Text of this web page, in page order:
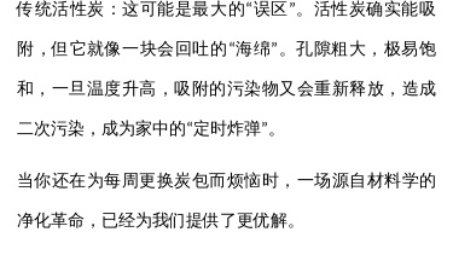
传统活性炭：这可能是最大的“误区”。活性炭确实能吸
附，但它就像一块会回吐的“海绵”。孔隙粗大，极易饱
和，一旦温度升高，吸附的污染物又会重新释放，造成
二次污染，成为家中的“定时炸弹”。
当你还在为每周更换炭包而烦恼时，一场源自材料学的
净化革命，已经为我们提供了更优解。